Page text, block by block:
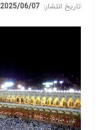
تاریخ انتشار: 2025/06/07 - 10:08 ق.ظ